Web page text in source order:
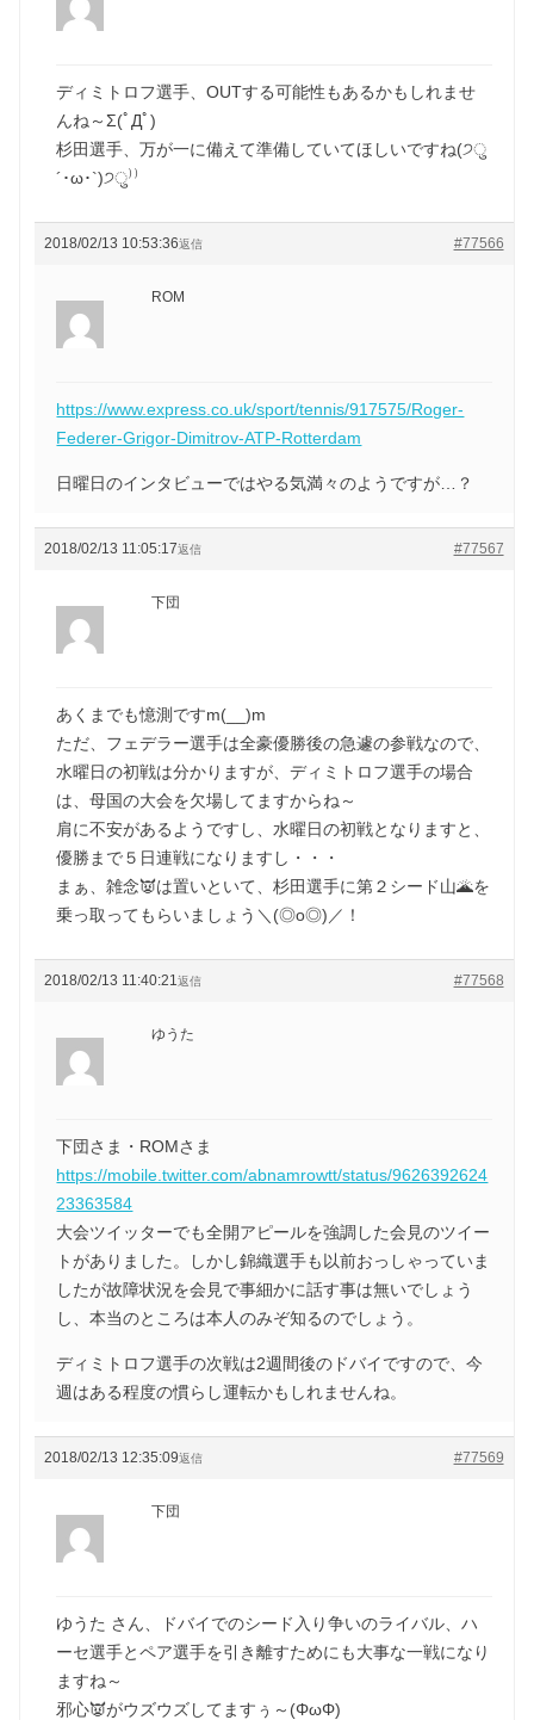
ディミトロフ選手、OUTする可能性もあるかもしれませ
んね～Σ(ﾟДﾟ)
杉田選手、万が一に備えて準備していてほしいですね(੭ु
´･ω･`)੭ु⁾⁾
2018/02/13 10:53:36 #77566
返信
ROM
https://www.express.co.uk/sport/tennis/917575/Roger-
Federer-Grigor-Dimitrov-ATP-Rotterdam
日曜日のインタビューではやる気満々のようですが…？
2018/02/13 11:05:17 #77567
返信
下団
あくまでも憶測ですm(__)m
ただ、フェデラー選手は全豪優勝後の急遽の参戦なので、
水曜日の初戦は分かりますが、ディミトロフ選手の場合
は、母国の大会を欠場してますからね～
肩に不安があるようですし、水曜日の初戦となりますと、
優勝まで５日連戦になりますし・・・
まぁ、雑念👿は置いといて、杉田選手に第２シード山🌋を
乗っ取ってもらいましょう＼(◎o◎)／！
2018/02/13 11:40:21 #77568
返信
ゆうた
下団さま・ROMさま
https://mobile.twitter.com/abnamrowtt/status/9626392624
23363584
大会ツイッターでも全開アピールを強調した会見のツイー
トがありました。しかし錦織選手も以前おっしゃっていま
したが故障状況を会見で事細かに話す事は無いでしょう
し、本当のところは本人のみぞ知るのでしょう。
ディミトロフ選手の次戦は2週間後のドバイですので、今
週はある程度の慣らし運転かもしれませんね。
2018/02/13 12:35:09 #77569
返信
下団
ゆうた さん、ドバイでのシード入り争いのライバル、ハ
ーセ選手とペア選手を引き離すためにも大事な一戦になり
ますね～
邪心👿がウズウズしてますぅ～(ΦωΦ)